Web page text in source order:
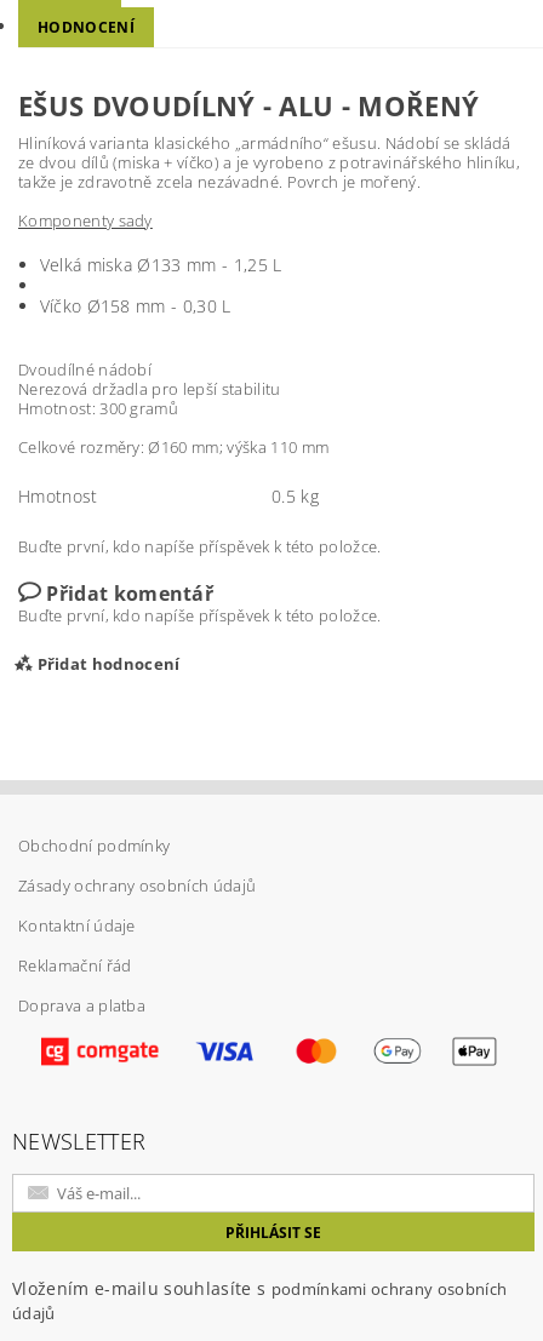
HODNOCENÍ
EŠUS DVOUDÍLNÝ - ALU - MOŘENÝ
Hliníková varianta klasického „armádního“ ešusu. Nádobí se skládá
ze dvou dílů (miska + víčko) a je vyrobeno z potravinářského hliníku,
takže je zdravotně zcela nezávadné. Povrch je mořený.
Komponenty sady
Velká miska Ø133 mm - 1,25 L
Víčko Ø158 mm - 0,30 L
Dvoudílné nádobí
Nerezová držadla pro lepší stabilitu
Hmotnost: 300 gramů
Celkové rozměry: Ø160 mm; výška 110 mm
Hmotnost 0.5 kg
Buďte první, kdo napíše příspěvek k této položce.
Přidat komentář
Buďte první, kdo napíše příspěvek k této položce.
Přidat hodnocení
Vložením hodnocení souhlasíte spodmínkami
ochrany osobních údajů
Obchodní podmínky
Zásady ochrany osobních údajů
Kontaktní údaje
Reklamační řád
Doprava a platba
NEWSLETTER
Vložením e-mailu souhlasíte s podmínkami ochrany osobních
údajů